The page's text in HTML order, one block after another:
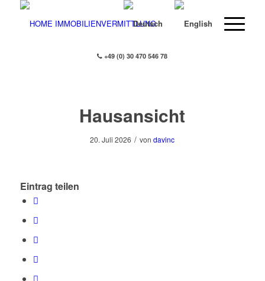
+49 (0) 30 470 546 78
Hausansicht
20. Juli 2026 / vondavinc
Eintrag teilen